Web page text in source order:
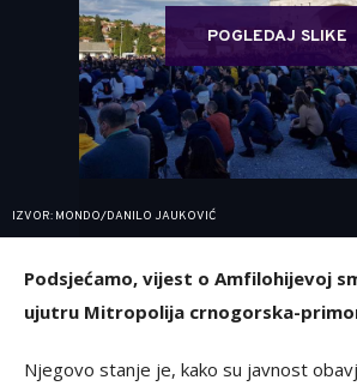
POGLEDAJ SLIKE
IZVOR: MONDO/DANILO JAUKOVIĆ
Podsjećamo, vijest o Amfilohijevoj
ujutru Mitropolija crnogorska-
Njegovo stanje je, kako su javnost